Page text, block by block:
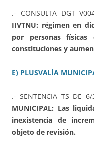
.- CONSULTA DGT
IIVTNU: régimen en
por personas físicas
constituciones y
E) PLUSVALÍA
.- SENTENCIA TS DE
MUNICIPAL: Las
inexistencia de
objeto de revisión.